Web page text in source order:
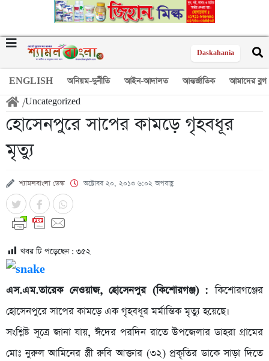
Daskahania
ENGLISH অনিয়ম-দুর্নীতি আইন-আদালত আন্তর্জাতিক আমাদের ব্লগ
/Uncategorized
হোসেনপুরে সাপের কামড়ে গৃহবধূর
মৃত্যু
শ্যামলবাংলা ডেস্ক অক্টোবর ২০, ২০১৩ ৬:০২ অপরাহ্ণ
খবর টি পড়েছেন : ৩৫২
এস.এম.তারেক নেওয়াজ, হোসেনপুর (কিশোরগঞ্জ) : কিশোরগঞ্জের
হোসেনপুরে সাপের কামড়ে এক গৃহবধূর মর্মান্তিক মৃত্যু হয়েছে।
সংশ্লিষ্ট সূত্রে জানা যায়, ঈদের পরদিন রাতে উপজেলার ডাহরা গ্রামের
মোঃ নুরুল আমিনের স্ত্রী রুবি আক্তার (৩২) প্রকৃতির ডাকে সাড়া দিতে